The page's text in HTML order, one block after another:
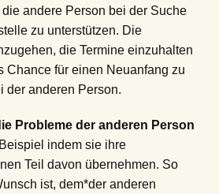
andere Person bei der Suche
zu unterstützen. Die
die Termine einzuhalten
Chance für einen Neuanfang zu
der anderen Person.
Probleme der anderen Person
indem sie ihre
Teil davon übernehmen. So
ist, dem*der anderen